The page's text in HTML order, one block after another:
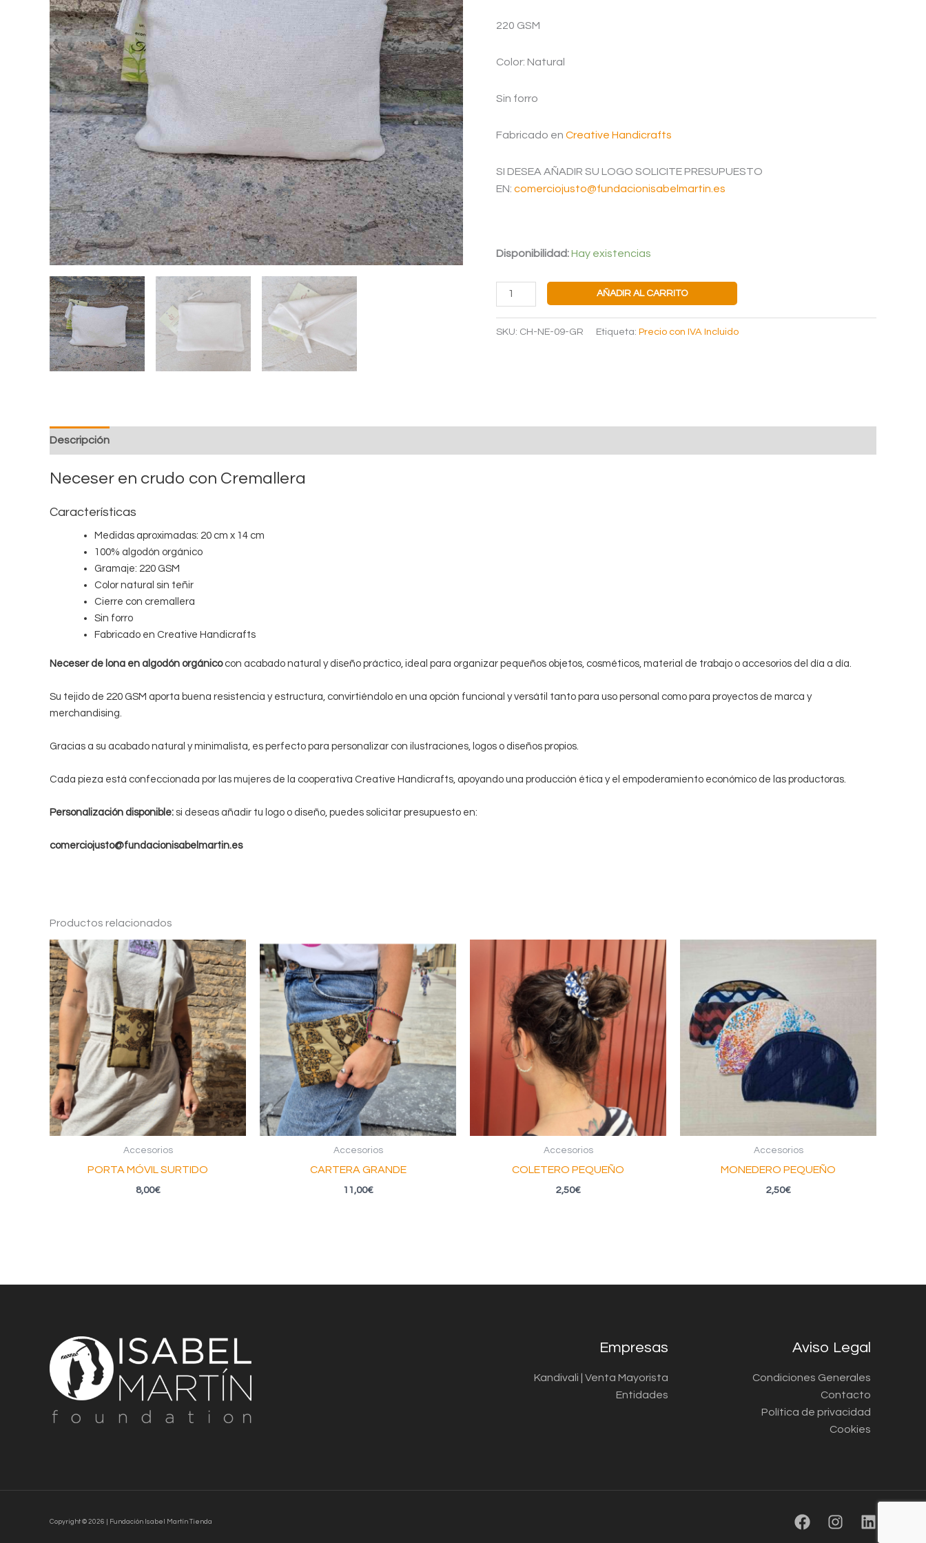
220 GSM
Color: Natural
Sin forro
Fabricado en Creative Handicrafts
SI DESEA AÑADIR SU LOGO SOLICITE PRESUPUESTO
EN: comerciojusto@fundacionisabelmartin.es
Disponibilidad:Hay existencias
NECESER
CRUDO
AÑADIR AL CARRITO
SKU: CH-NE-09-GR Etiqueta: Precio con IVA Incluido
Descripción
Neceser en crudo con Cremallera
Características
Medidas aproximadas: 20 cm x 14 cm
100% algodón orgánico
Gramaje: 220 GSM
Color natural sin teñir
Cierre con cremallera
Sin forro
Fabricado en Creative Handicrafts
Neceser de lona en algodón orgánicocon acabado natural y diseño práctico, ideal para organizar pequeños objetos, cosméticos, material de trabajo o accesorios del día a día.
Su tejido de 220 GSM aporta buena resistencia y estructura, convirtiéndolo en una opción funcional y versátil tanto para uso personal como para proyectos de marca y
merchandising.
Gracias a su acabado natural y minimalista, es perfecto para personalizar con ilustraciones, logos o diseños propios.
Cada pieza está confeccionada por las mujeres de la cooperativa Creative Handicrafts, apoyando una producción ética y el empoderamiento económico de las productoras.
Personalización disponible: si deseas añadir tu logo o diseño, puedes solicitar presupuesto en:
comerciojusto@fundacionisabelmartin.es
Productos relacionados
Accesorios
PORTA MÓVIL SURTIDO
8,00€
Accesorios
CARTERA GRANDE
11,00€
Accesorios
COLETERO PEQUEÑO
2,50€
Accesorios
MONEDERO PEQUEÑO
2,50€
Empresas
Kandivali | Venta Mayorista
Entidades
Aviso Legal
Condiciones Generales
Contacto
Política de privacidad
Cookies
Copyright © 2026 | Fundación Isabel Martín Tienda